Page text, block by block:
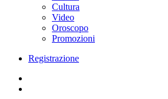
Cultura
Video
Oroscopo
Promozioni
Registrazione